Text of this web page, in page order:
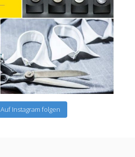
Auf Instagram folgen